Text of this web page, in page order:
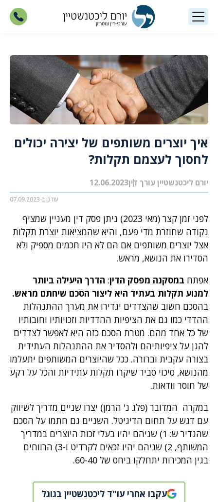
איך יוצרים משותפים של יצירה יכולים
לחסוך לעצמם תקלות?
יורם ליכטנשטיין עורך דין12.06.2023
עודכן ב-07.09.2023
לפני זמן קצר (מאי 2023) ניתן פסק דין מעניין שמציף
נקודה שחוזרת מדי פעם, והיא שהמציאות יוצרת תקלות
אצל יוצרים משותפים אם הם לא היו חכמים מספיק ולא
הסדירו את הנושא, מראש.
אפתח במסקנה מפסק הדין: הדרך היעילה ביותר
למנוע תקלות בעתיד היא ליצור הסכם שיחתם מראש.
בהסכם חשוב שהצדדים יגדירו את מערך ההתנהלות
ההדדי כמו גם את הציפיות ההדדיות וזכויותיו וחובותיו
של כל אחד מהם. מטרת הסכם כזה היא לאפשר לצדדים
להגן על ציפיותיהם ולהסדיר את ההתנהלות העתידית
בצורה עקבית וברורה. ככל שהיוצרים המשותפים יתעלמו
מהנושא, סיכוי סביר שיקרו תקלות עתידיות והכל על רקע
של חוסר וודאות.
במקרה המדובר (פלג נ' הרמן) יצרו שניים מדריך לשיווק
עם דגש על תחום הדיגיטל. השניים גם חתמו על הסכם
שהגדיר ש: 1) שניהם יהיו בעלי זכות היוצרים במדריך
המשותף, 2) שניהם יהיו זכאים לקרדיט ו-3) הרווחים
בגין המכירות יתחלקו ביחס של 60-40.
עקבו אחרי עו"ד ליכטנשטיין בגוגל